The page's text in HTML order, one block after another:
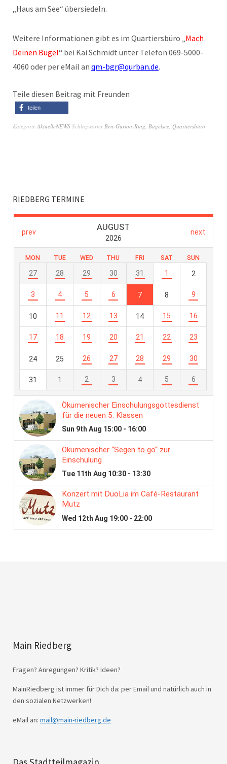
„Haus am See“ übersiedeln.
Weitere Informationen gibt es im Quartiersbüro „ Mach
Deinen Bügel“ bei Kai Schmidt unter Telefon 069-5000-
4060 oder per eMail an qm-bgr@qurban.de.
Teile diesen Beitrag mit Freunden
teilen
Kategorie AktuelleNEWS Schlagwörter Ben-Gurion-Ring Bügelsee Quartiersbüro
RIEDBERG TERMINE
Main Riedberg
Fragen? Anregungen? Kritik? Ideen?
MainRiedberg ist immer für Dich da: per Email und natürlich auch in
den sozialen Netzwerken!
eMail an: mail@main-riedberg.de